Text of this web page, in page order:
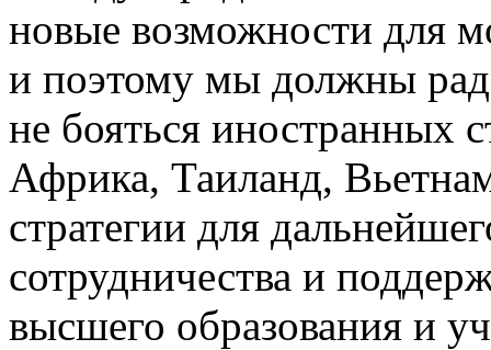
новые возможности для
и поэтому мы должны
не бояться иностранных
Африка, Таиланд,
стратегии для
сотрудничества и
высшего образования и